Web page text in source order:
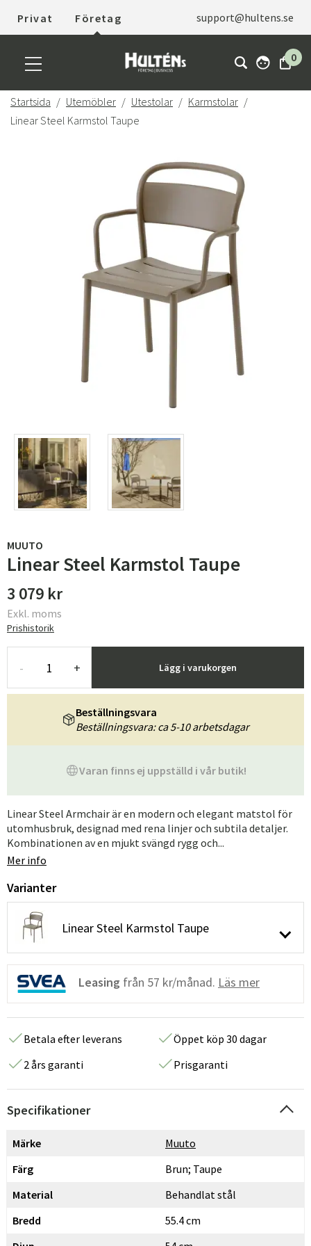
Privat Företag support@hultens.se
0
Startsida Utemöbler Utestolar
Karmstolar
Linear Steel Karmstol Taupe
MUUTO
Linear Steel Karmstol Taupe
3 079 kr
Exkl. moms
Prishistorik
- + Lägg i varukorgen
Varan finns ej uppställd i vår butik!
Beställningsvara
Beställningsvara: ca 5-10 arbetsdagar
Linear Steel Armchair är en modern och elegant matstol för
utomhusbruk, designad med rena linjer och subtila detaljer.
Kombinationen av en mjukt svängd rygg och...
Mer info
Varianter
Linear Steel Karmstol Taupe
Leasing från 57 kr/månad. Läs mer
Betala efter leverans
Öppet köp 30 dagar
2 års garanti
Prisgaranti
Specifikationer
Märke
Muuto
Färg
Brun; Taupe
Material
Behandlat stål
Bredd
55.4 cm